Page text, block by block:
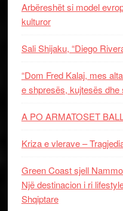
Arbëreshët si model
kulturor
Sali Shijaku, “Diego
“Dom Fred Kalaj, mes
e shpresës, kujtesës dhe
A PO ARMATOSET
Kriza e vlerave –
Green Coast sjell
Një destinacion i ri
Shqiptare